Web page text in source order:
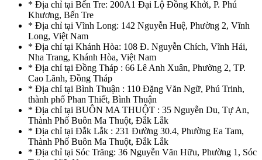
* Địa chỉ tại Bến Tre: 200A1 Đại Lộ Đồng Khởi, P. Phú
Khương, Bến Tre
* Địa chỉ tại Vĩnh Long: 142 Nguyễn Huệ, Phường 2, Vĩnh
Long, Việt Nam
* Địa chỉ tại Khánh Hòa: 108 Đ. Nguyễn Chích, Vĩnh Hải,
Nha Trang, Khánh Hòa, Việt Nam
* Địa chỉ tại Đồng Tháp : 66 Lê Anh Xuân, Phường 2, TP.
Cao Lãnh, Đồng Tháp
* Địa chỉ tại Bình Thuận : 110 Đặng Văn Ngữ, Phú Trinh,
thành phố Phan Thiết, Bình Thuận
* Địa chỉ tại BUÔN MA THUỘT : 35 Nguyễn Du, Tự An,
Thành Phố Buôn Ma Thuột, Đắk Lắk
* Địa chỉ tại Đắk Lắk : 231 Đường 30.4, Phường Ea Tam,
Thành Phố Buôn Ma Thuột, Đắk Lắk
* Địa chỉ tại Sóc Trăng: 36 Nguyễn Văn Hữu, Phường 1, Sóc